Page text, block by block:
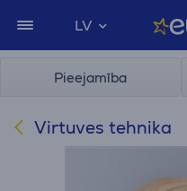
LV
Pieejamība
Virtuves tehnika